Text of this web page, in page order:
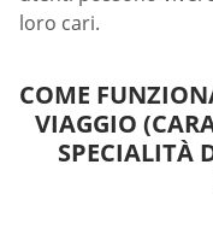
loro cari.
COME
VIAGGIO
SPECIALITÀ